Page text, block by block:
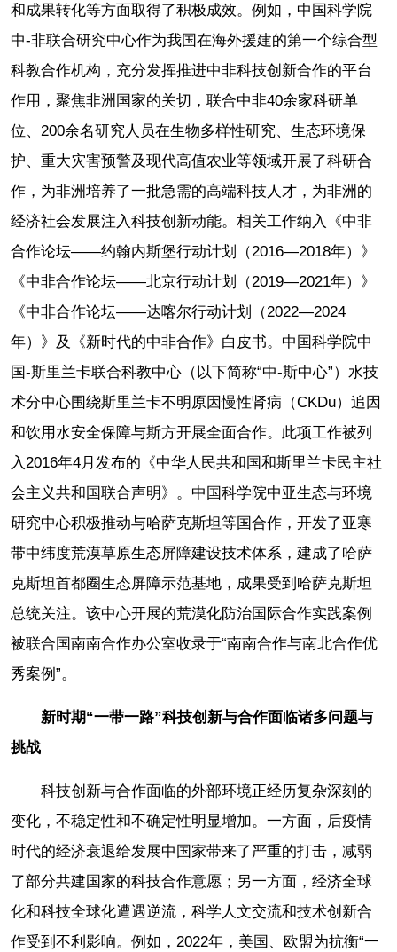
和成果转化等方面取得了积极成效。例如，中国科学院
中-非联合研究中心作为我国在海外援建的第一个综合型
科教合作机构，充分发挥推进中非科技创新合作的平台
作用，聚焦非洲国家的关切，联合中非40余家科研单
位、200余名研究人员在生物多样性研究、生态环境保
护、重大灾害预警及现代高值农业等领域开展了科研合
作，为非洲培养了一批急需的高端科技人才，为非洲的
经济社会发展注入科技创新动能。相关工作纳入《中非
合作论坛——约翰内斯堡行动计划（2016—2018年）》
《中非合作论坛——北京行动计划（2019—2021年）》
《中非合作论坛——达喀尔行动计划（2022—2024
年）》及《新时代的中非合作》白皮书。中国科学院中
国-斯里兰卡联合科教中心（以下简称“中-斯中心”）水技
术分中心围绕斯里兰卡不明原因慢性肾病（CKDu）追因
和饮用水安全保障与斯方开展全面合作。此项工作被列
入2016年4月发布的《中华人民共和国和斯里兰卡民主社
会主义共和国联合声明》。中国科学院中亚生态与环境
研究中心积极推动与哈萨克斯坦等国合作，开发了亚寒
带中纬度荒漠草原生态屏障建设技术体系，建成了哈萨
克斯坦首都圈生态屏障示范基地，成果受到哈萨克斯坦
总统关注。该中心开展的荒漠化防治国际合作实践案例
被联合国南南合作办公室收录于“南南合作与南北合作优
秀案例”。
新时期“一带一路”科技创新与合作面临诸多问题与
挑战
科技创新与合作面临的外部环境正经历复杂深刻的
变化，不稳定性和不确定性明显增加。一方面，后疫情
时代的经济衰退给发展中国家带来了严重的打击，减弱
了部分共建国家的科技合作意愿；另一方面，经济全球
化和科技全球化遭遇逆流，科学人文交流和技术创新合
作受到不利影响。例如，2022年，美国、欧盟为抗衡“一